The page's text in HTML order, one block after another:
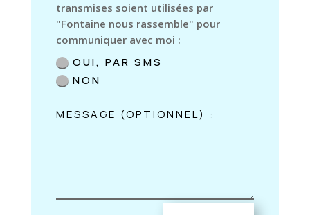
transmises soient utilisées par
"Fontaine nous rassemble" pour
communiquer avec moi :
OUI, PAR SMS
NON